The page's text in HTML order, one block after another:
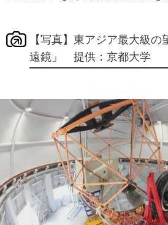
【写真】東アジア最大級
遠鏡」 提供：京都大学